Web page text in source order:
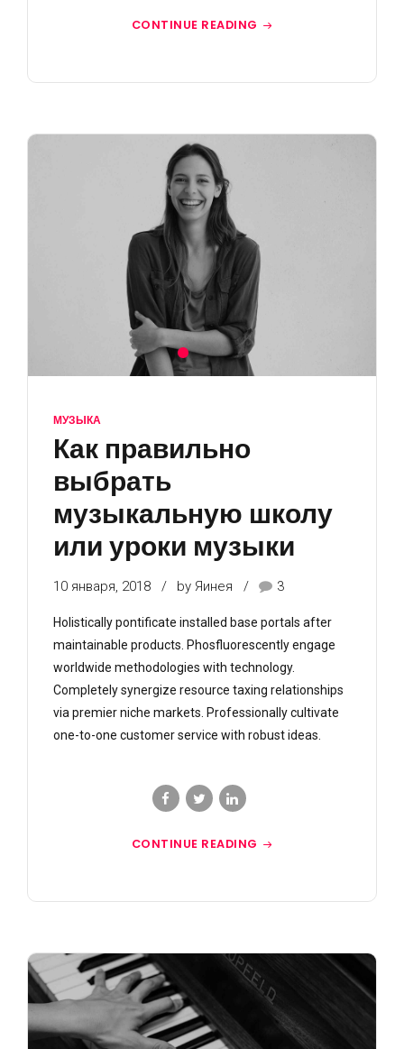
CONTINUE READING
МУЗЫКА
Как правильно
выбрать
музыкальную школу
или уроки музыки
10 января, 2018 by Яинея 3
Holistically pontificate installed base portals after
maintainable products. Phosfluorescently engage
worldwide methodologies with technology.
Completely synergize resource taxing relationships
via premier niche markets. Professionally cultivate
one-to-one customer service with robust ideas.
CONTINUE READING